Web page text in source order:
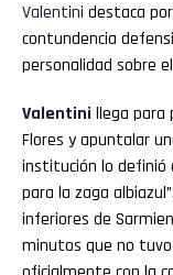
Valentini destaca
contundencia
personalidad sobre
Valentini llega para
Flores y apuntalar
institución lo definió
para la zaga
inferiores de
minutos que no